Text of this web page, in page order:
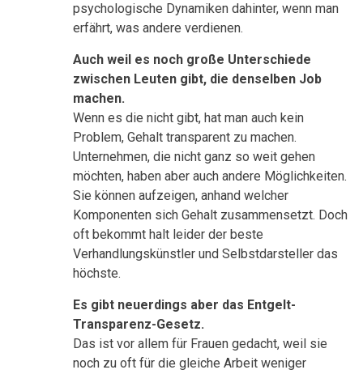
psychologische Dynamiken dahinter, wenn man
erfährt, was andere verdienen.
Auch weil es noch große Unterschiede
zwischen Leuten gibt, die denselben Job
machen.
Wenn es die nicht gibt, hat man auch kein
Problem, Gehalt transparent zu machen.
Unternehmen, die nicht ganz so weit gehen
möchten, haben aber auch andere Möglichkeiten.
Sie können aufzeigen, anhand welcher
Komponenten sich Gehalt zusammensetzt. Doch
oft bekommt halt leider der beste
Verhandlungskünstler und Selbstdarsteller das
höchste.
Es gibt neuerdings aber das Entgelt-
Transparenz-Gesetz.
Das ist vor allem für Frauen gedacht, weil sie
noch zu oft für die gleiche Arbeit weniger